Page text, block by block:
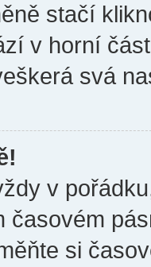
stačí
v horní
svá
v
časovém
si